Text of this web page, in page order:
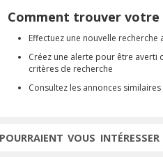
Comment trouver votre
Effectuez une nouvelle
Créez une alerte pour être averti
critères de recherche
Consultez les annonces
VOUS INTÉRESSER